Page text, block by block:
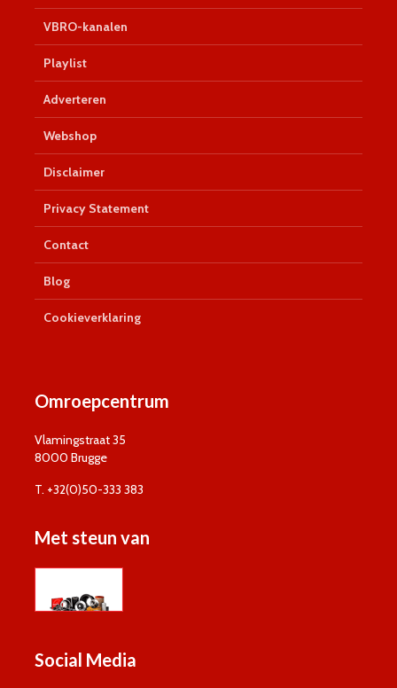
VBRO-kanalen
Playlist
Adverteren
Webshop
Disclaimer
Privacy Statement
Contact
Blog
Cookieverklaring
Omroepcentrum
Vlamingstraat 35
8000 Brugge
T. +32(0)50-333 383
Met steun van
Social Media